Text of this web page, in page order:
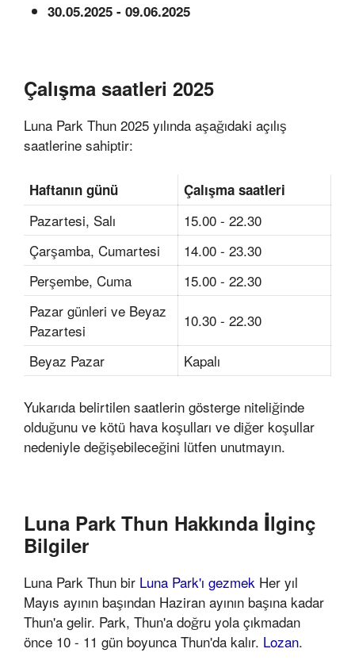
30.05.2025 - 09.06.2025
Çalışma saatleri 2025
Luna Park Thun 2025 yılında aşağıdaki açılış
saatlerine sahiptir:
Haftanın günü Çalışma saatleri
Pazartesi, Salı
15.00 - 22.30
Çarşamba, Cumartesi
14.00 - 23.30
Perşembe, Cuma
15.00 - 22.30
Pazar günleri ve Beyaz
Pazartesi
10.30 - 22.30
Beyaz Pazar Kapalı
Yukarıda belirtilen saatlerin gösterge niteliğinde
olduğunu ve kötü hava koşulları ve diğer koşullar
nedeniyle değişebileceğini lütfen unutmayın.
Luna Park Thun Hakkında İlginç
Bilgiler
Luna Park Thun bir Luna Park'ı gezmek Her yıl
Mayıs ayının başından Haziran ayının başına kadar
Thun'a gelir. Park, Thun'a doğru yola çıkmadan
önce 10 - 11 gün boyunca Thun'da kalır. Lozan.